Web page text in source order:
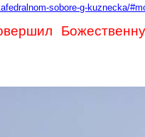
sobore-g-kuznecka/